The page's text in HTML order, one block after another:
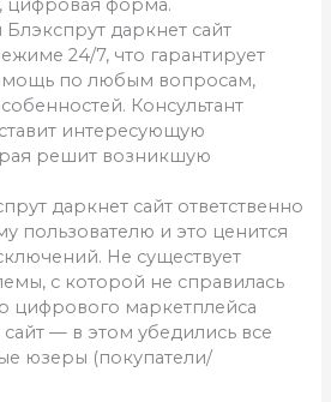
цифровая форма.
даркнет сайт
24/7, что гарантирует
по любым вопросам,
Консультант
интересующую
решит возникшую
даркнет сайт ответственно
пользователю и это ценится
Не существует
с которой не справилась
цифрового маркетплейса
— в этом убедились все
юзеры (покупатели/